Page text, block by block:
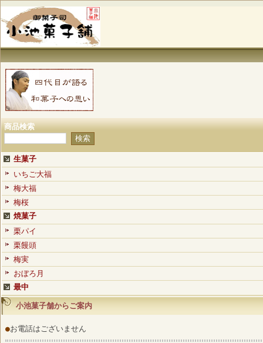
商品検索
生菓子
いちご大福
梅大福
梅桜
焼菓子
栗パイ
栗饅頭
梅実
おぼろ月
最中
小池菓子舗からご案内
●お電話はございません